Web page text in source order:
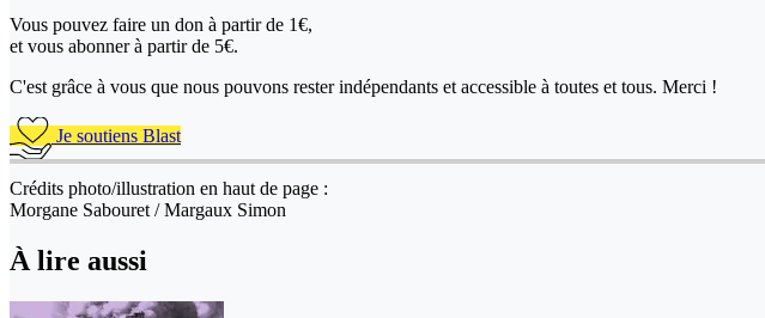
Vous pouvez faire un don à partir de 1€,
et vous abonner à partir de 5€.
C'est grâce à vous que nous pouvons rester indépendants et accessible à toutes et tous. Merci !
Je soutiens Blast
Crédits photo/illustration en haut de page :
Morgane Sabouret / Margaux Simon
À lire aussi